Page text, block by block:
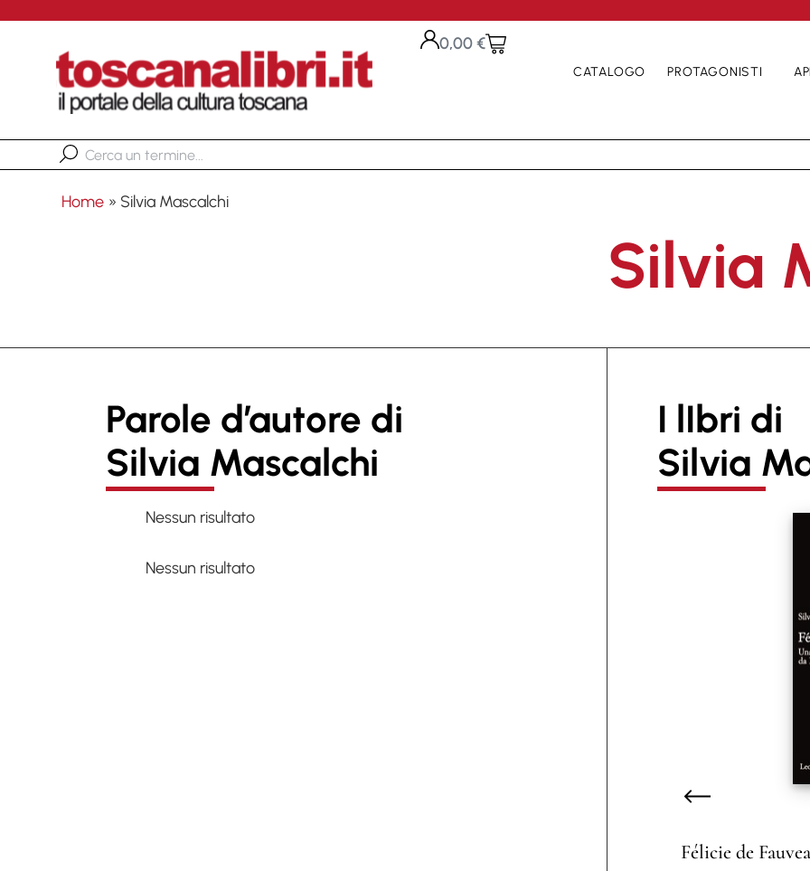
0,00€
CATALOGO PROTAGONISTI
Home » Silvia Mascalchi
Silvia
Parole d’autore di
Silvia Mascalchi
Nessun risultato
Nessun risultato
I lIbri di
Silvia
Félicie de